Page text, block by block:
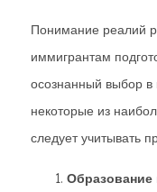
Понимание реалий
иммигрантам
осознанный выбор
некоторые из
следует учитывать
Образование